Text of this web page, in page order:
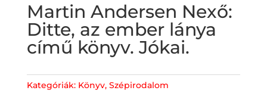
Martin Andersen Nexő:
Ditte, az ember lánya
című könyv. Jókai.
Kategóriák: Könyv, Szépirodalom